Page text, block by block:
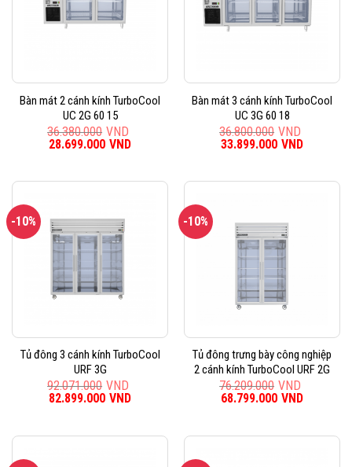
Bàn mát 2 cánh kính TurboCool
UC 2G 60 15
36.380.000 VND
Giá
36.380.000VND.
28.699.000 VND
là:
Bàn mát 3 cánh kính TurboCool
UC 3G 60 18
36.800.000 VND
Giá
36.800.000VND.
33.899.000 VND
là:
-10%
Tủ đông 3 cánh kính TurboCool
URF 3G
92.071.000 VND
Giá
92.071.000VND.
82.899.000 VND
là:
-10%
Tủ đông trưng bày công nghiệp
2 cánh kính TurboCool URF 2G
76.209.000 VND
Giá
76.209.000VND.
68.799.000 VND
là: